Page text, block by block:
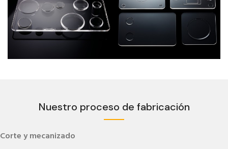
Nuestro proceso de fabricación
Corte y mecanizado